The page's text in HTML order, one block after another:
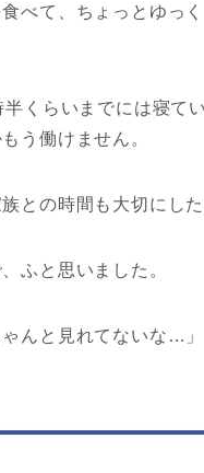
べて、ちょっとゆっ
くらいまでには寝て
う働けません。
との時間も大切にした
ふと思いました。
ゃんと見れてないな…」